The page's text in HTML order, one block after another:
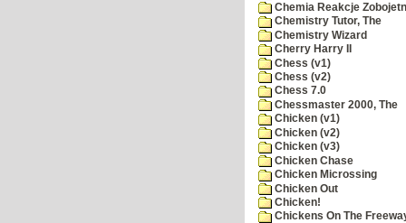
Chemia Reakcje
Chemistry Tutor, The
Chemistry Wizard
Cherry Harry II
Chess (v1)
Chess (v2)
Chess 7.0
Chessmaster 2000, The
Chicken (v1)
Chicken (v2)
Chicken (v3)
Chicken Chase
Chicken Microssing
Chicken Out
Chicken!
Chickens On The